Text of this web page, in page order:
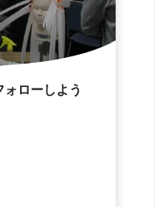
ローしよう